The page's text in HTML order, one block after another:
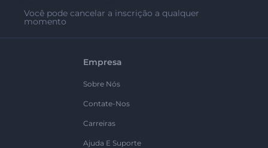
Você pode cancelar a inscrição a qualquer
momento
Empresa
Sobre Nós
Contate-Nos
Carreiras
Ajuda E Suporte